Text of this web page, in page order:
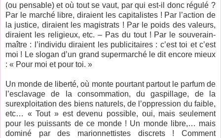
(ou pensable) et où tout se vaut, par qui est-il donc régulé ?
Par le marché libre, diraient les capitalistes ! Par l’action de
la justice, diraient les magistrats ! Par le poids des valeurs,
diraient les religieux, etc. – Pas du tout ! Par le souverain-
maître : l’individu diraient les publicitaires : c’est toi et c’est
moi ! Le slogan d’un grand supermarché le dit encore mieux
: « Pour moi et pour toi. »
Un monde de liberté, où monte pourtant partout le parfum de
l’esclavage de la consommation, du gaspillage, de la
surexploitation des biens naturels, de l’oppression du faible,
etc… « Tout » est devenu possible, oui, mais seulement
pour les puissants de ce monde ! Un monde libre,… mais
dominé par des marionnettistes discrets ! Comment